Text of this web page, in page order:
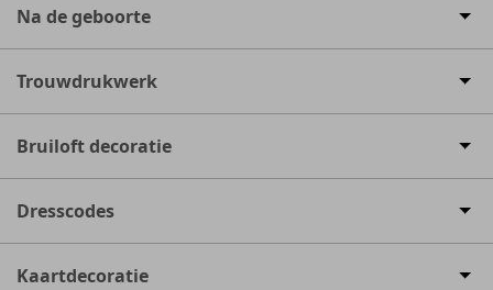
Na de geboorte
Trouwdrukwerk
Bruiloft decoratie
Dresscodes
Kaartdecoratie